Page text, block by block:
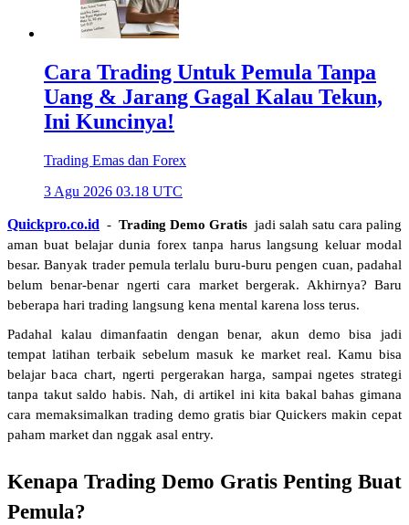
Cara Trading Untuk Pemula Tanpa
Uang & Jarang Gagal Kalau Tekun,
Ini Kuncinya!
Trading Emas dan Forex
3 Agu 2026 03.18 UTC
Quickpro.co.id - Trading Demo Gratis jadi salah satu cara paling
aman buat belajar dunia forex tanpa harus langsung keluar modal
besar. Banyak trader pemula terlalu buru-buru pengen cuan, padahal
belum benar-benar ngerti cara market bergerak. Akhirnya? Baru
beberapa hari trading langsung kena mental karena loss terus.
Padahal kalau dimanfaatin dengan benar, akun demo bisa jadi
tempat latihan terbaik sebelum masuk ke market real. Kamu bisa
belajar baca chart, ngerti pergerakan harga, sampai ngetes strategi
tanpa takut saldo habis. Nah, di artikel ini kita bakal bahas gimana
cara memaksimalkan trading demo gratis biar Quickers makin cepat
paham market dan nggak asal entry.
Kenapa Trading Demo Gratis Penting Buat
Pemula?